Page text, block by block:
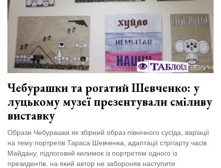
Чебурашки та рогатий Шевченко: у
луцькому музеї презентували сміливу
виставку
Образи Чебурашки як збірний образ північного сусіда, варіації
на тему портретів Тараса Шевченка, адаптації стрітарту часів
Майдану, підлоговий килимок із портретом одного із
президентів, на який автор не забороняв наступити